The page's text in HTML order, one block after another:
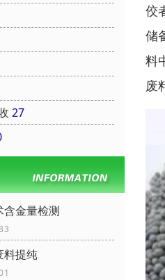
27
含金量检测
料提纯
佼
储
料
废